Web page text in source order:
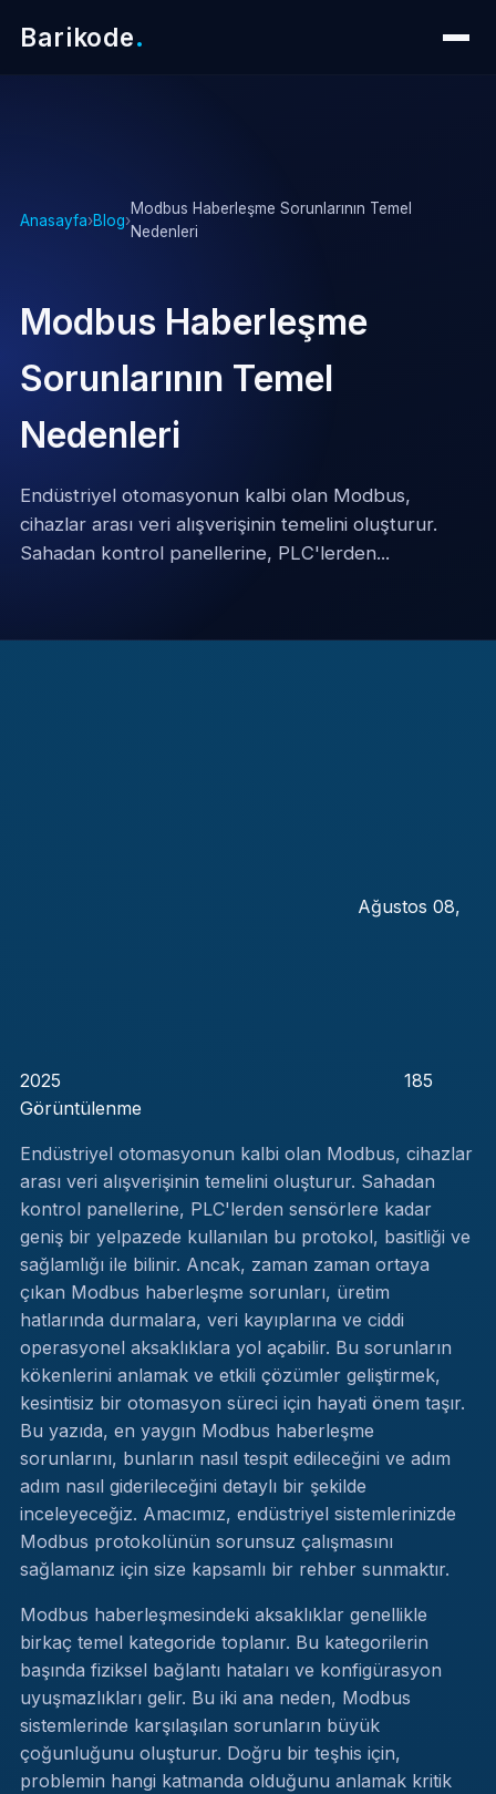
Barikode.
Anasayfa›Blog›
Modbus Haberleşme Sorunlarının Temel
Nedenleri
Modbus Haberleşme
Sorunlarının Temel
Nedenleri
Endüstriyel otomasyonun kalbi olan Modbus,
cihazlar arası veri alışverişinin temelini oluşturur.
Sahadan kontrol panellerine, PLC'lerden...
Ağustos 08,
2025
185
Görüntülenme
Endüstriyel otomasyonun kalbi olan Modbus, cihazlar
arası veri alışverişinin temelini oluşturur. Sahadan
kontrol panellerine, PLC'lerden sensörlere kadar
geniş bir yelpazede kullanılan bu protokol, basitliği ve
sağlamlığı ile bilinir. Ancak, zaman zaman ortaya
çıkan Modbus haberleşme sorunları, üretim
hatlarında durmalara, veri kayıplarına ve ciddi
operasyonel aksaklıklara yol açabilir. Bu sorunların
kökenlerini anlamak ve etkili çözümler geliştirmek,
kesintisiz bir otomasyon süreci için hayati önem taşır.
Bu yazıda, en yaygın Modbus haberleşme
sorunlarını, bunların nasıl tespit edileceğini ve adım
adım nasıl giderileceğini detaylı bir şekilde
inceleyeceğiz. Amacımız, endüstriyel sistemlerinizde
Modbus protokolünün sorunsuz çalışmasını
sağlamanız için size kapsamlı bir rehber sunmaktır.
Modbus haberleşmesindeki aksaklıklar genellikle
birkaç temel kategoride toplanır. Bu kategorilerin
başında fiziksel bağlantı hataları ve konfigürasyon
uyuşmazlıkları gelir. Bu iki ana neden, Modbus
sistemlerinde karşılaşılan sorunların büyük
çoğunluğunu oluşturur. Doğru bir teşhis için,
problemin hangi katmanda olduğunu anlamak kritik